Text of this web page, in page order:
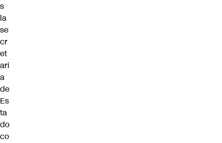
s
la
se
cr
et
ari
a
de
Es
ta
do
co